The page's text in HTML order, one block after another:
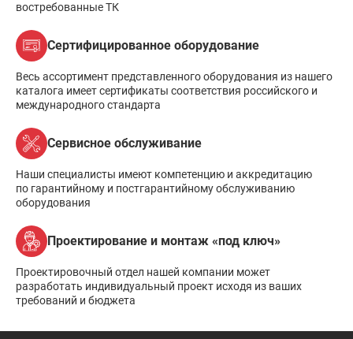
востребованные ТК
Сертифицированное оборудование
Весь ассортимент представленного оборудования из нашего
каталога имеет сертификаты соответствия российского и
международного стандарта
Сервисное обслуживание
Наши специалисты имеют компетенцию и аккредитацию
по гарантийному и постгарантийному обслуживанию
оборудования
Проектирование и монтаж «под ключ»
Проектировочный отдел нашей компании может
разработать индивидуальный проект исходя из ваших
требований и бюджета